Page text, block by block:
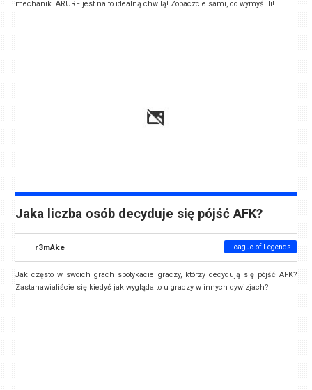
mechanik. ARURF jest na to idealną chwilą! Zobaczcie sami, co wymyślili!
Jaka liczba osób decyduje się pójść AFK?
r3mAke League of Legends
Jak często w swoich grach spotykacie graczy, którzy decydują się pójść AFK?
Zastanawialiście się kiedyś jak wygląda to u graczy w innych dywizjach?